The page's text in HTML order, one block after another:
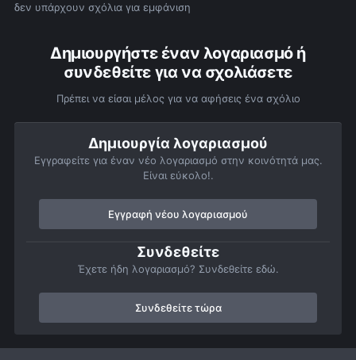
δεν υπάρχουν σχόλια για εμφάνιση
Δημιουργήστε έναν λογαριασμό ή
συνδεθείτε για να σχολιάσετε
Πρέπει να είσαι μέλος για να αφήσεις ένα σχόλιο
Δημιουργία λογαριασμού
Εγγραφείτε για έναν νέο λογαριασμό στην κοινότητά μας.
Είναι εύκολο!.
Εγγραφή νέου λογαριασμού
Συνδεθείτε
Έχετε ήδη λογαριασμό? Συνδεθείτε εδώ.
Συνδεθείτε τώρα